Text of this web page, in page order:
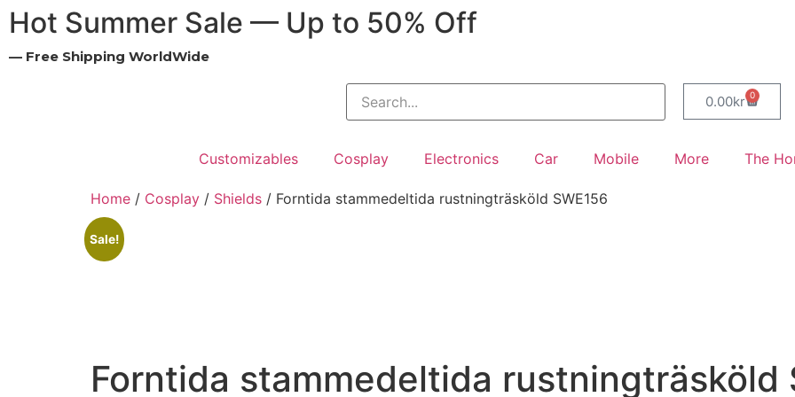
Hot Summer Sale — Up to 50% Off
— Free Shipping WorldWide
0.00kr 0
Customizables Cosplay Electronics Car Mobile More The
Home / Cosplay / Shields / Forntida stammedeltida rustningträsköld SWE156
Sale!
Forntida stammedeltida rustningträsköld